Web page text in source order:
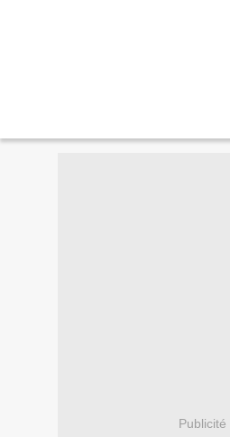
Publicité